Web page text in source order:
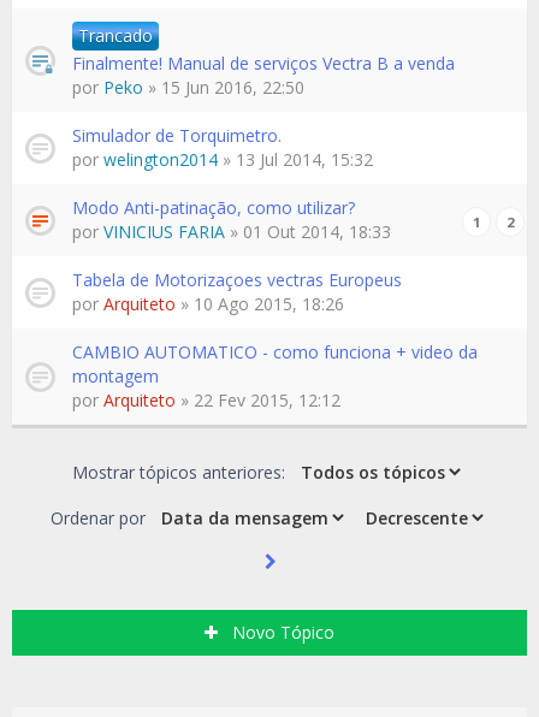
Trancado
Finalmente! Manual de serviços Vectra B a venda
por Peko » 15 Jun 2016, 22:50
Simulador de Torquimetro.
por welington2014 » 13 Jul 2014, 15:32
Modo Anti-patinação, como utilizar?
1 2
por VINICIUS FARIA » 01 Out 2014, 18:33
Tabela de Motorizaçoes vectras Europeus
por Arquiteto » 10 Ago 2015, 18:26
CAMBIO AUTOMATICO - como funciona + video da
montagem
por Arquiteto » 22 Fev 2015, 12:12
Mostrar tópicos anteriores:
Ordenar por
Novo Tópico